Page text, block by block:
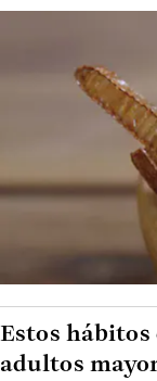
Estos hábitos
adultos